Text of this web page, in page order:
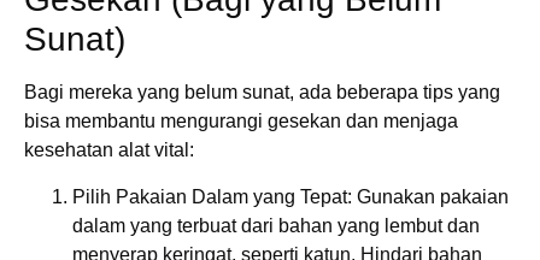
Sunat)
Bagi mereka yang belum sunat, ada beberapa tips yang
bisa membantu mengurangi gesekan dan menjaga
kesehatan alat vital:
Pilih Pakaian Dalam yang Tepat: Gunakan pakaian
dalam yang terbuat dari bahan yang lembut dan
menyerap keringat, seperti katun. Hindari bahan